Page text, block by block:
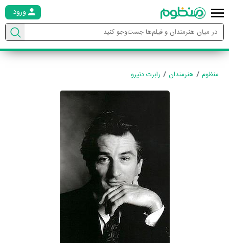
ورود
منظوم هنرمندان رابرت دنیرو